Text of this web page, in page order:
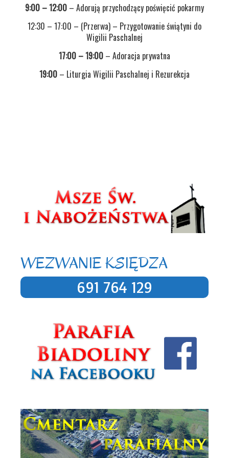
9:00 – 12:00 – Adorują przychodzący poświęcić pokarmy
12:30 – 17:00 – (Przerwa) – Przygotowanie świątyni do
Wigilii Paschalnej
17:00 – 19:00 – Adoracja prywatna
19:00 – Liturgia Wigilii Paschalnej i Rezurekcja
WEZWANIE KSIĘDZA
691 764 129